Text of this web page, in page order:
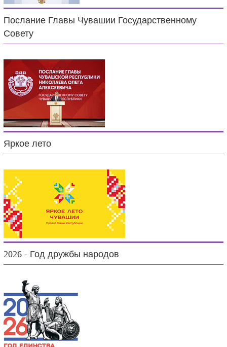
Послание Главы Чувашии Государственному
Совету
Яркое лето
2026 - Год дружбы народов